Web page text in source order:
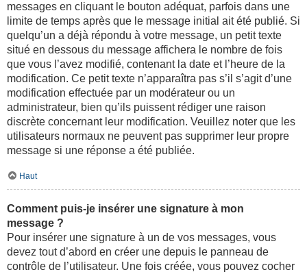
messages en cliquant le bouton adéquat, parfois dans une
limite de temps après que le message initial ait été publié. Si
quelqu’un a déjà répondu à votre message, un petit texte
situé en dessous du message affichera le nombre de fois
que vous l’avez modifié, contenant la date et l’heure de la
modification. Ce petit texte n’apparaîtra pas s’il s’agit d’une
modification effectuée par un modérateur ou un
administrateur, bien qu’ils puissent rédiger une raison
discrète concernant leur modification. Veuillez noter que les
utilisateurs normaux ne peuvent pas supprimer leur propre
message si une réponse a été publiée.
Haut
Comment puis-je insérer une signature à mon
message ?
Pour insérer une signature à un de vos messages, vous
devez tout d’abord en créer une depuis le panneau de
contrôle de l’utilisateur. Une fois créée, vous pouvez cocher